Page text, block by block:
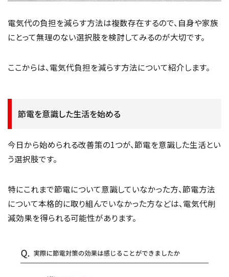
電気代の負担を減らす方法は複数存在するので、自身や家族
にとって無理のない選択肢を検討してみるのが大切です。
ここからは、電気代負担を減らす方法について紹介します。
節電を意識した生活を始める
今日から始められる改善策の1つが、節電を意識した生活とい
う選択肢です。
特にこれまで節電について意識していなかった方、節電方法
について本格的に取り組んでいなかった方などは、電気代削
減効果を得られる可能性があります。